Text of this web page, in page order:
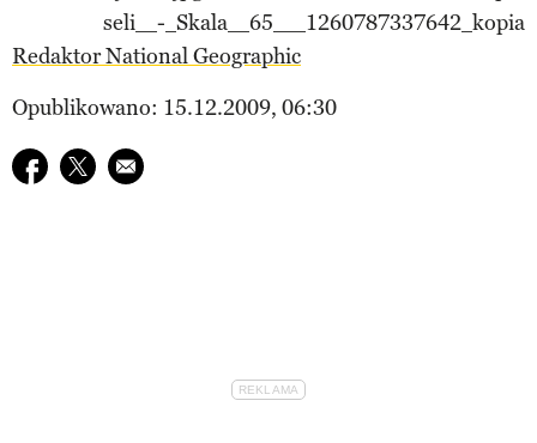
Redaktor National Geographic
Opublikowano: 15.12.2009, 06:30
Udostępnij na facebook
Udostępnij na twitter
E-mail do przyjaciela